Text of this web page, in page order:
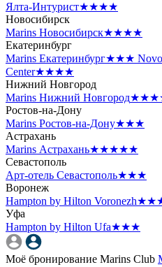
Ялта-Интурист★★★★
Новосибирск
Marins Новосибирск★★★★
Екатеринбург
Marins Екатеринбург★★★
Center★★★★
Нижний Новгород
Marins Нижний Новгород
Ростов-на-Дону
Marins Ростов-на-Дону★★★
Астрахань
Marins Астрахань★★★★★
Севастополь
Арт-отель Севастополь★★★
Воронеж
Hampton by Hilton Voronezh
Уфа
Hampton by Hilton Ufa★★★
Моё бронирование Marins Club